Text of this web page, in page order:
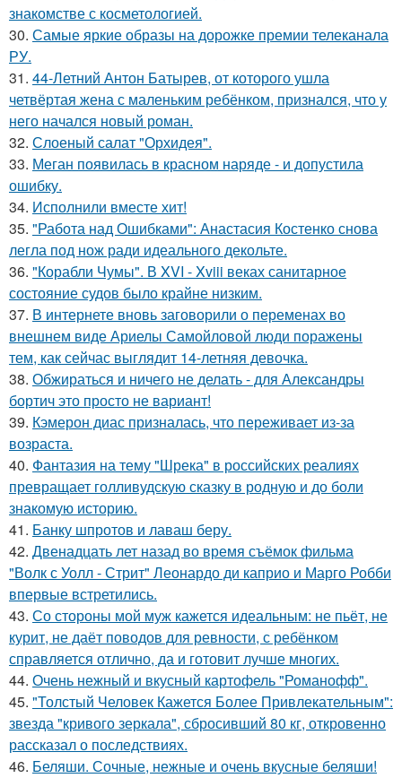
знакомстве с косметологией.
30. Самые яркие образы на дорожке премии телеканала
РУ.
31. 44-Летний Антон Батырев, от которого ушла
четвёртая жена с маленьким ребёнком, признался, что у
него начался новый роман.
32. Слоеный салат "Орхидея".
33. Меган появилась в красном наряде - и допустила
ошибку.
34. Исполнили вместе хит!
35. "Работа над Ошибками": Анастасия Костенко снова
легла под нож ради идеального декольте.
36. "Корабли Чумы". В XVI - Xviii веках санитарное
состояние судов было крайне низким.
37. В интернете вновь заговорили о переменах во
внешнем виде Ариелы Самойловой люди поражены
тем, как сейчас выглядит 14-летняя девочка.
38. Обжираться и ничего не делать - для Александры
бортич это просто не вариант!
39. Кэмерон диас призналась, что переживает из-за
возраста.
40. Фантазия на тему "Шрека" в российских реалиях
превращает голливудскую сказку в родную и до боли
знакомую историю.
41. Банку шпротов и лаваш беру.
42. Двенадцать лет назад во время съёмок фильма
"Волк с Уолл - Стрит" Леонардо ди каприо и Марго Робби
впервые встретились.
43. Со стороны мой муж кажется идеальным: не пьёт, не
курит, не даёт поводов для ревности, с ребёнком
справляется отлично, да и готовит лучше многих.
44. Очень нежный и вкусный картофель "Романофф".
45. "Толстый Человек Кажется Более Привлекательным":
звезда "кривого зеркала", сбросивший 80 кг, откровенно
рассказал о последствиях.
46. Беляши. Сочные, нежные и очень вкусные беляши!